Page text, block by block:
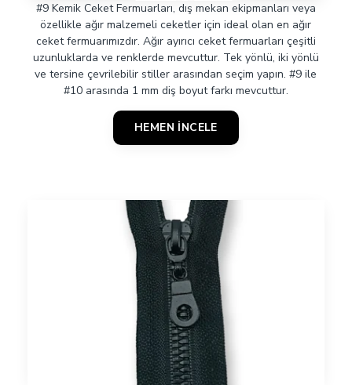
#9 Kemik Ceket Fermuarları, dış mekan ekipmanları veya
özellikle ağır malzemeli ceketler için ideal olan en ağır
ceket fermuarımızdır. Ağır ayırıcı ceket fermuarları çeşitli
uzunluklarda ve renklerde mevcuttur. Tek yönlü, iki yönlü
ve tersine çevrilebilir stiller arasından seçim yapın. #9 ile
#10 arasında 1 mm diş boyut farkı mevcuttur.
HEMEN İNCELE